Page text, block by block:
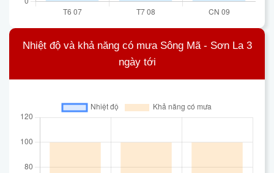
Nhiệt độ và khả năng có mưa Sông Mã - Sơn La 3
ngày tới